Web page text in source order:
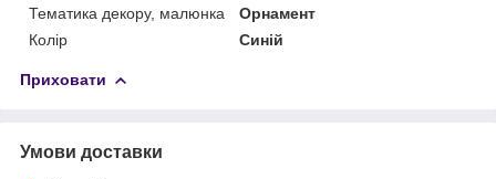
Тематика декору, малюнка
Орнамент
Колір
Синій
Приховати
Умови доставки